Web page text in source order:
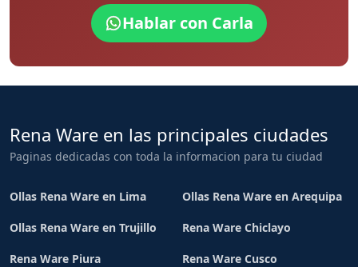
Hablar con Carla
Rena Ware en las principales ciudades
Paginas dedicadas con toda la informacion para tu ciudad
Ollas Rena Ware en Lima Ollas Rena Ware en Arequipa
Ollas Rena Ware en Trujillo Rena Ware Chiclayo
Rena Ware Piura Rena Ware Cusco